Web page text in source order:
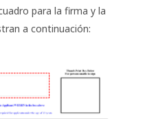
para la firma y la
a continuación: